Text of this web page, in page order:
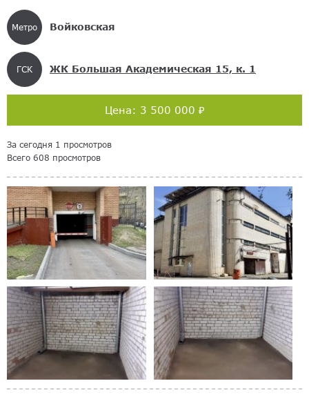
Метро Войковская
ГСК ЖК Большая Академическая 15, к. 1
Цена: 3 500 000 ₽
За сегодня 1 просмотров
Всего 608 просмотров